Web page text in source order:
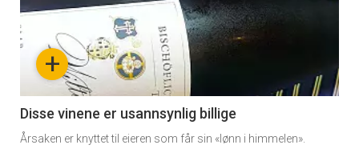
akkurat
nå
3
+
Disse vinene er usannsynlig billige
Årsaken er knyttet til eieren som får sin «lønn i himmelen».